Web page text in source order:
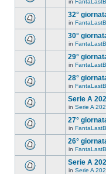
in
32°
in
30°
in
29°
in
28°
in
Serie A
in Serie A
27°
in
26°
in
Serie A
in Serie A